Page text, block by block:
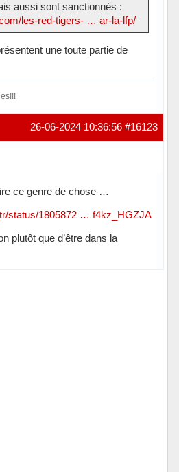
aussi sont sanctionnés :
les-red-tigers- … ar-la-lfp/
une toute partie de
#16123
26-06-2024 10:36:56
ce genre de chose …
status/1805872 … f4kz_HGZJA
plutôt que d’être dans la